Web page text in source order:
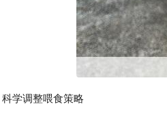
科学调整喂食策略